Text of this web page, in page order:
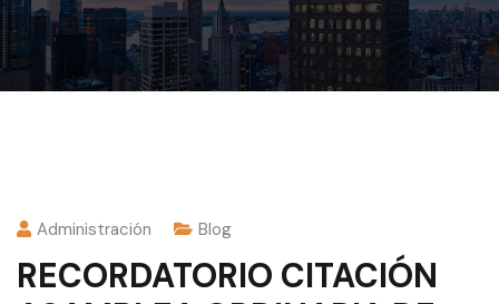
Administración Blog
RECORDATORIO CITACIÓN